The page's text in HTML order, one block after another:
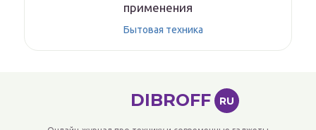
применения
Бытовая техника
DIBROFF RU